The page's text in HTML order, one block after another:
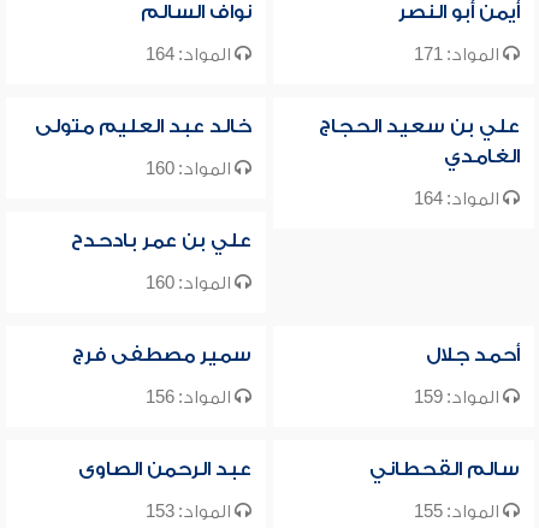
أيمن أبو النصر
المواد: 171
نواف السالم
المواد: 164
علي بن سعيد الحجاج
الغامدي
المواد: 164
خالد عبد العليم متولى
المواد: 160
علي بن عمر بادحدح
المواد: 160
أحمد جلال
المواد: 159
سمير مصطفى فرج
المواد: 156
سالم القحطاني
المواد: 155
عبد الرحمن الصاوى
المواد: 153